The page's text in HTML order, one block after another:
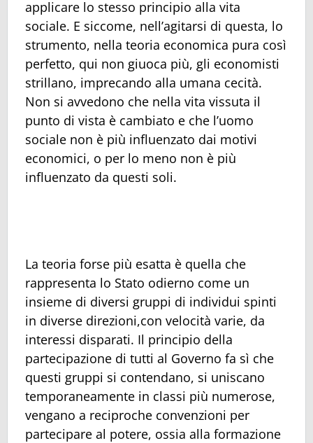
applicare lo stesso principio alla vita
sociale. E siccome, nell’agitarsi di questa, lo
strumento, nella teoria economica pura così
perfetto, qui non giuoca più, gli economisti
strillano, imprecando alla umana cecità.
Non si avvedono che nella vita vissuta il
punto di vista è cambiato e che l’uomo
sociale non è più influenzato dai motivi
economici, o per lo meno non è più
influenzato da questi soli.
La teoria forse più esatta è quella che
rappresenta lo Stato odierno come un
insieme di diversi gruppi di individui spinti
in diverse direzioni,con velocità varie, da
interessi disparati. Il principio della
partecipazione di tutti al Governo fa sì che
questi gruppi si contendano, si uniscano
temporaneamente in classi più numerose,
vengano a reciproche convenzioni per
partecipare al potere, ossia alla formazione